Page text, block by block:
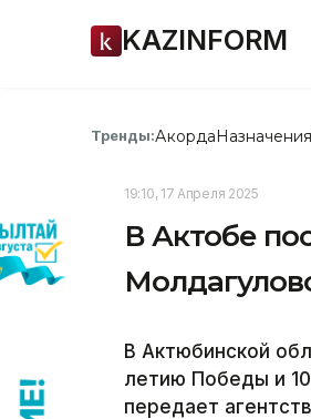
KAZINFORM
Тренды:АкордаНазначения
19:10, 17 Апреля 2025
В Актобе
В Актюбинской
летию Победы и
передает